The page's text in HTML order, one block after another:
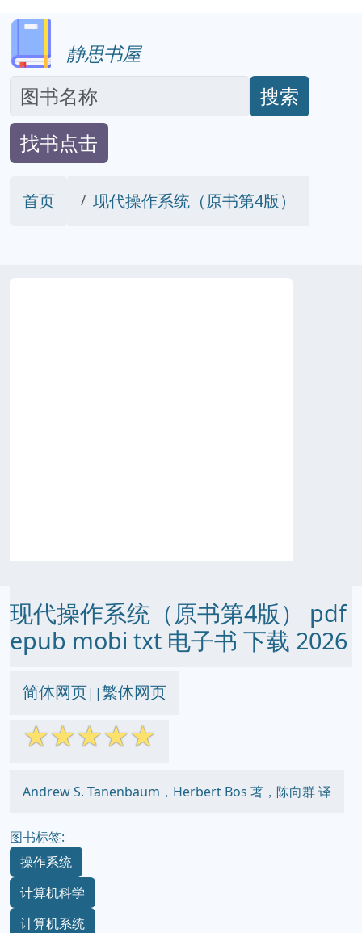
静思书屋
搜索
找书点击
首页 现代操作系统（原书第4版）
现代操作系统（原书第4版） pdf
epub mobi txt 电子书 下载 2026
简体网页||繁体网页
☆☆☆☆☆
Andrew S. Tanenbaum，Herbert Bos 著，陈向群 译
图书标签:
操作系统
计算机科学
计算机系统